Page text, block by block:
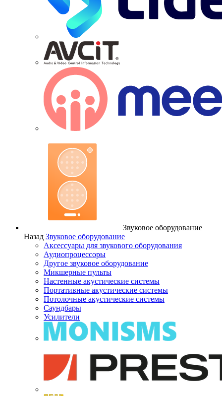
Звуковое оборудование
Назад Звуковое оборудование
Аксессуары для звукового оборудования
Аудиопроцессоры
Другое звуковое оборудование
Микшерные пульты
Настенные акустические системы
Портативные акустические системы
Потолочные акустические системы
Саундбары
Усилители